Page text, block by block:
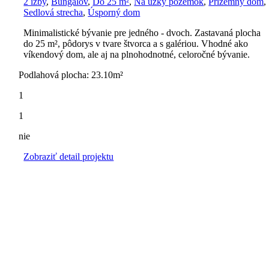
Sedlová strecha,Úsporný dom
Minimalistické bývanie pre jedného - dvoch. Zastavaná plocha
do 25 m², pôdorys v tvare štvorca a s galériou. Vhodné ako
víkendový dom, ale aj na plnohodnotné, celoročné bývanie.
Podlahová plocha: 23.10m²
1
1
nie
Zobraziť detail projektu